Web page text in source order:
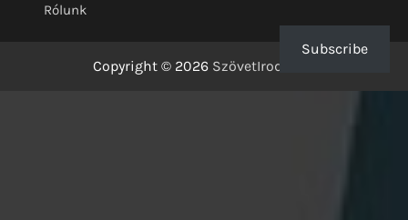
Rólunk
Copyright © 2026 SzövetIrodalom
Subscribe